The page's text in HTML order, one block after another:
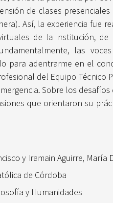
de clases
Así, la experiencia fue
de la institución,
las
para adentrarme en el
del Equipo Técnico
Sobre los
que orientaron su
y Iramain Aguirre, María
de Córdoba
y Humanidades